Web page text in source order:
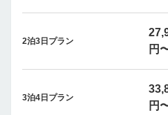
2泊3日プラン
円
3泊4日プラン
円